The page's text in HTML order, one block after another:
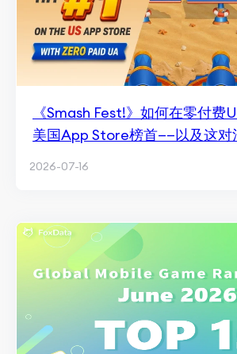
《Smash Fest!》如何在零付费
美国App Store榜首——以及这对
2026-07-16